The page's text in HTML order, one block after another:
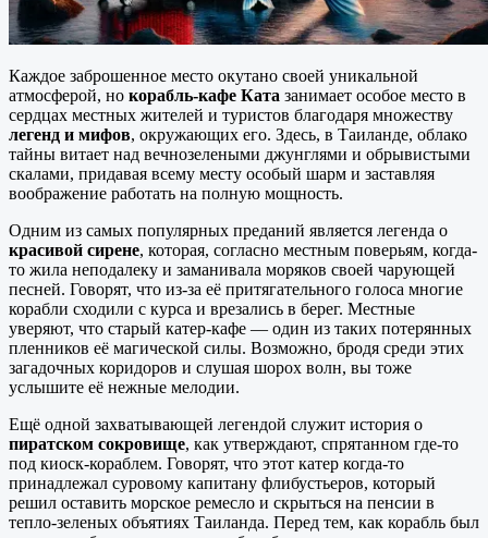
Каждое заброшенное место окутано своей уникальной
атмосферой, но корабль-кафе Ката занимает особое место в
сердцах местных жителей и туристов благодаря множеству
легенд и мифов, окружающих его. Здесь, в Таиланде, облако
тайны витает над вечнозелеными джунглями и обрывистыми
скалами, придавая всему месту особый шарм и заставляя
воображение работать на полную мощность.
Одним из самых популярных преданий является легенда о
красивой сирене, которая, согласно местным поверьям, когда-
то жила неподалеку и заманивала моряков своей чарующей
песней. Говорят, что из-за её притягательного голоса многие
корабли сходили с курса и врезались в берег. Местные
уверяют, что старый катер-кафе — один из таких потерянных
пленников её магической силы. Возможно, бродя среди этих
загадочных коридоров и слушая шорох волн, вы тоже
услышите её нежные мелодии.
Ещё одной захватывающей легендой служит история о
пиратском сокровище, как утверждают, спрятанном где-то
под киоск-кораблем. Говорят, что этот катер когда-то
принадлежал суровому капитану флибустьеров, который
решил оставить морское ремесло и скрыться на пенсии в
тепло-зеленых объятиях Таиланда. Перед тем, как корабль был